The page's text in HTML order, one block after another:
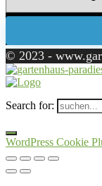
© 2023 -
Search for:
WordPress Cookie